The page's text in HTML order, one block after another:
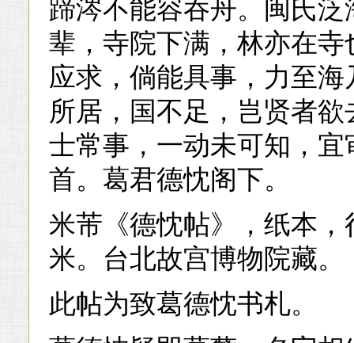
蹄涔不能容吞舟。闽氏
辈，寺院下满，林亦在
应求，倘能具事，力至
所居，国不足，岂贤者
士常事，一动未可知，
首。葛君德忱阁下。
米芾《德忱帖》，纸本，
米。台北故宫博物院藏。
此帖为致葛德忱书札。